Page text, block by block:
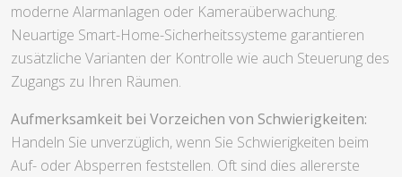
moderne Alarmanlagen oder Kameraüberwachung.
Neuartige Smart-Home-Sicherheitssysteme garantieren
zusätzliche Varianten der Kontrolle wie auch Steuerung des
Zugangs zu Ihren Räumen.
Aufmerksamkeit bei Vorzeichen von Schwierigkeiten:
Handeln Sie unverzüglich, wenn Sie Schwierigkeiten beim
Auf- oder Absperren feststellen. Oft sind dies allererste